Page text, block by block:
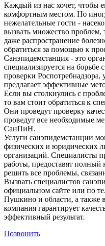
Каждый из нас хочет, чтобы
комфортным местом. Но
нежелательные гости -
вызвать множество
даже распространение
обратиться за помощью к
Санэпидемстанция - это
специализируется на
проверки Роспотребнадзора,
предлагает эффективные
Если вы столкнулись с
то вам стоит обратиться к
Они проведут проверку
проведут все необходимые
СанПиН.
Услуги санэпидемстанции
физических и юридических
организаций. Специалисты
работы, предоставят полный
решить все проблемы,
Вызвать специалистов
официальном сайте или по
Пушкино и области, а также
компания гарантирует
эффективный результат.
Позвонить